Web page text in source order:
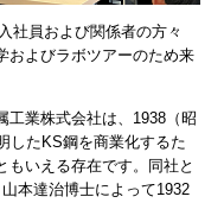
社員および関係者の方々
およびラボツアーのため来
業株式会社は、1938（昭
したKS鋼を商業化するた
もいえる存在です。同社と
本達治博士によって1932